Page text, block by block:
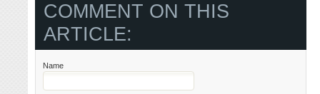
COMMENT ON THIS
ARTICLE:
Name